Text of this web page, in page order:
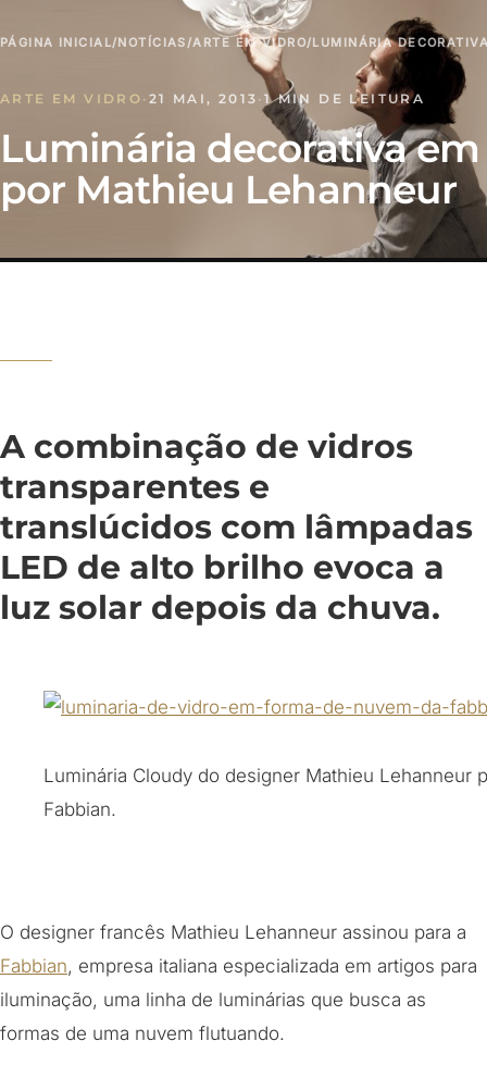
PÁGINA INICIAL/NOTÍCIAS/ARTE EM VIDRO/LUMINÁRIA
ARTE EM VIDRO · 21 MAI, 2013 · 1 MIN DE LEITURA
Luminária decorativa
por Mathieu Lehanneur
A combinação de vidros
transparentes e
translúcidos com lâmpadas
LED de alto brilho evoca a
luz solar depois da chuva.
Luminária Cloudy do designer Mathieu Lehanneur
Fabbian.
O designer francês Mathieu Lehanneur assinou para a
Fabbian, empresa italiana especializada em artigos para
iluminação, uma linha de luminárias que busca as
formas de uma nuvem flutuando.